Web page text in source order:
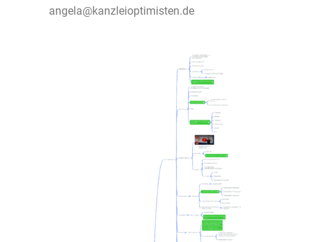
angela@kanzleioptimisten.de